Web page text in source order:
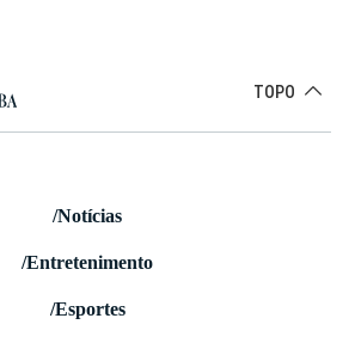
TOPO
/Notícias
/Entretenimento
/Esportes